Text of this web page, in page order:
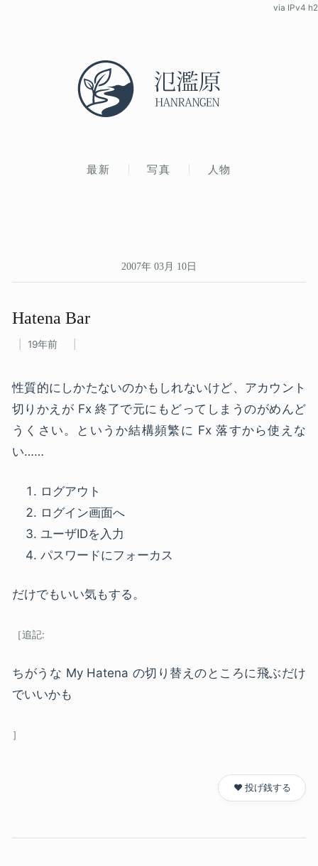
最新 写真 人物
via IPv4 h2
2007年 03月 10日
Hatena Bar
19年前
性質的にしかたないのかもしれないけど、アカウント
切りかえが Fx 終了で元にもどってしまうのがめんど
うくさい。というか結構頻繁に Fx 落すから使えな
い……
ログアウト
ログイン画面へ
ユーザIDを入力
パスワードにフォーカス
だけでもいい気もする。
ちがうな My Hatena の切り替えのところに飛ぶだけ
でいいかも
❤️ 投げ銭する